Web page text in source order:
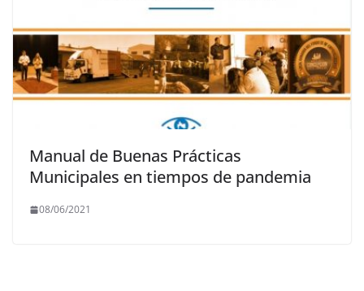
Manual de Buenas Prácticas
Municipales en tiempos de pandemia
08/06/2021